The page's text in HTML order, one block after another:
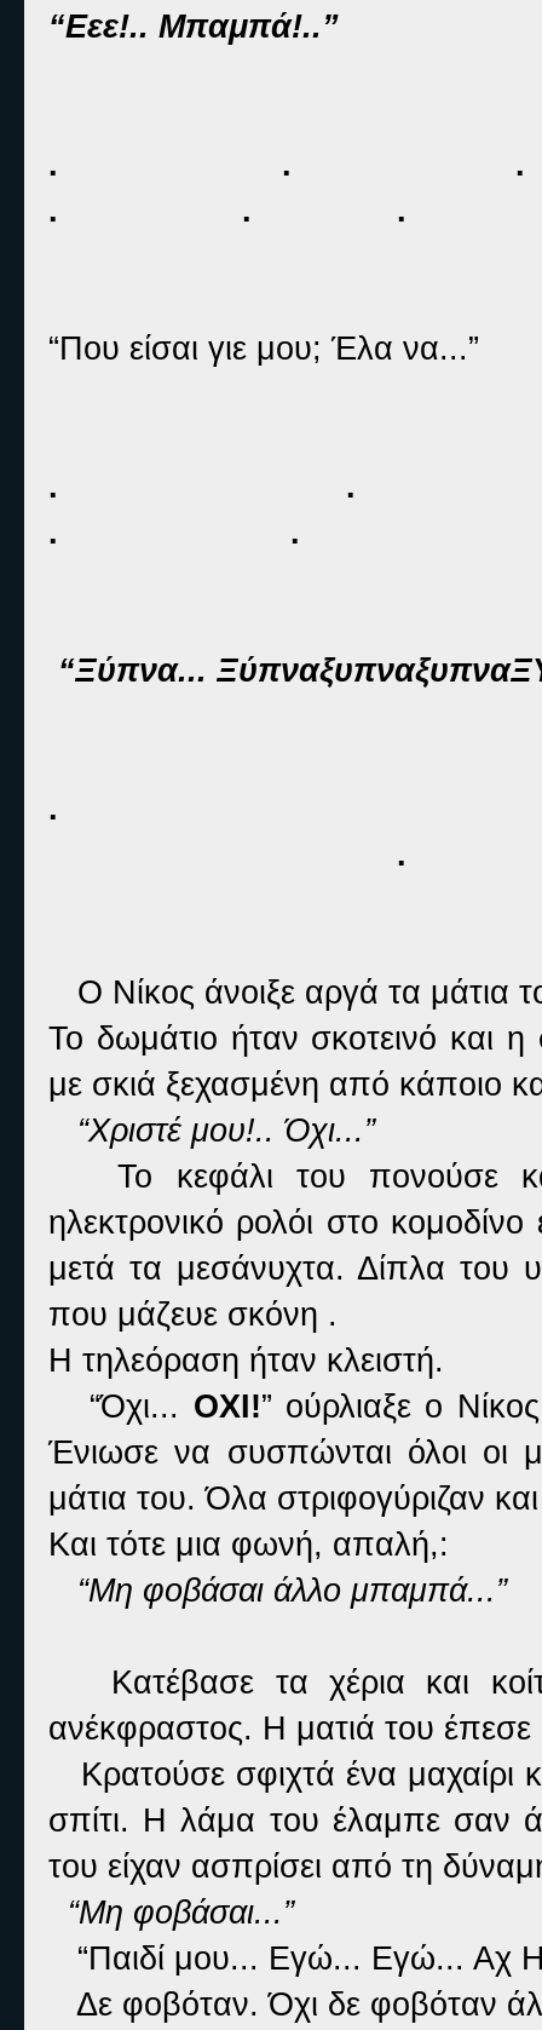
“Εεε!.. Μπαμπά!..”
. .
. . .
“Που είσαι γιε μου; Έλα να...”
.
. .
“Ξύπνα...
.
.
Ο Νίκος άνοιξε αργά τα μάτια
Το δωμάτιο ήταν σκοτεινό και η
με σκιά ξεχασμένη από κάποιο
“Χριστέ μου!.. Όχι...”
Το κεφάλι του πονούσε
ηλεκτρονικό ρολόι στο
μετά τα μεσάνυχτα. Δίπλα του
που μάζευε σκόνη .
Η τηλεόραση ήταν κλειστή.
“Όχι... ΟΧΙ!” ούρλιαξε ο
Ένιωσε να συσπώνται όλοι οι
μάτια του. Όλα στριφογύριζαν
Και τότε μια φωνή, απαλή,:
“Μη φοβάσαι άλλο μπαμπά...”
Kατέβασε τα χέρια και
ανέκφραστος. Η ματιά του
Κρατούσε σφιχτά ένα μαχαίρι
σπίτι. Η λάμα του έλαμπε σαν
του είχαν ασπρίσει από τη
“Μη φοβάσαι...”
“Παιδί μου... Εγώ... Εγώ... Αχ
Δε φοβόταν. Όχι δε φοβόταν